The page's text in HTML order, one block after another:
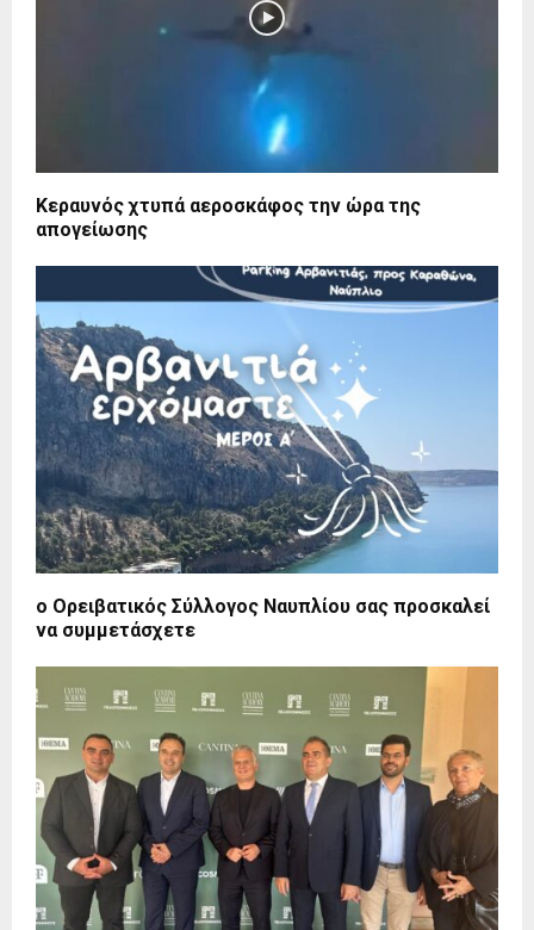
Κεραυνός χτυπά αεροσκάφος την ώρα της
απογείωσης
ο Ορειβατικός Σύλλογος Ναυπλίου σας προσκαλεί
να συμμετάσχετε